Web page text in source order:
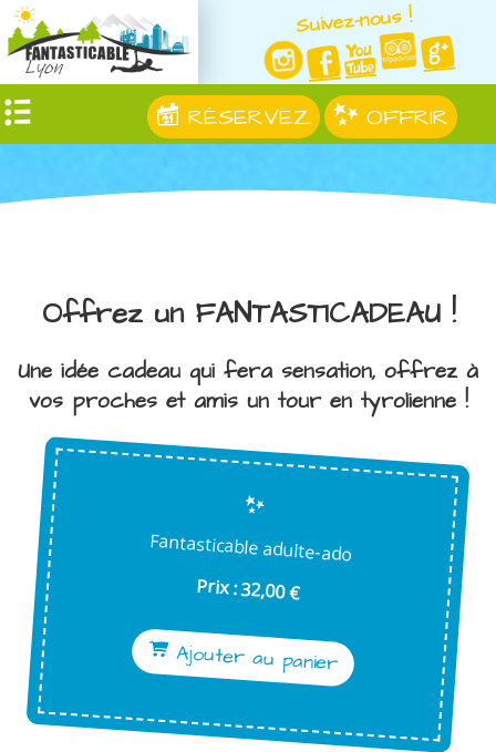
Suivez-nous !
RÉSERVEZ OFFRIR
Offrez un FANTASTICADEAU !
Une idée cadeau qui fera sensation, offrez à
vos proches et amis un tour en tyrolienne !
Fantasticable adulte-ado
Prix : 32,00 €
Ajouter au panier